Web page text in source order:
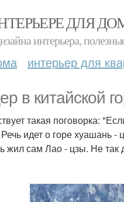
ДЛЯ
интерьера,
интерьер для
в китайской
такая поговорка:
идет о горе хуашань -
жил сам Лао - цзы. Не